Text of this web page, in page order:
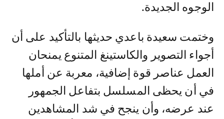
الوجوه الجديدة.
وختمت سعيدة باعدي حديثها بالتأكيد على أن
أجواء التصوير والكاستينغ المتنوع يمنحان
العمل عناصر قوة إضافية، معربة عن أملها
في أن يحظى المسلسل بتفاعل الجمهور
عند عرضه، وأن ينجح في شد المشاهدين